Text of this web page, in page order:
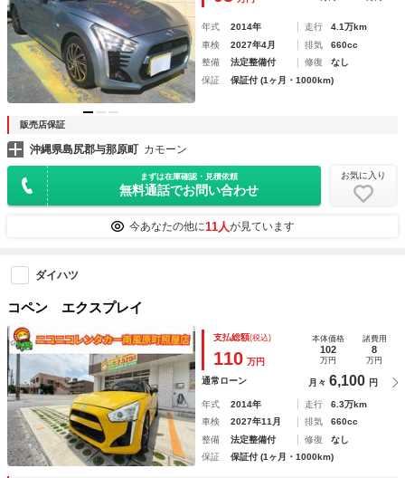
年式 2014年 走行
4.1万km
車検
2027年4月 排気
660cc
整備
法定整備付 修復
なし
保証
保証付 (1ヶ月・1000km)
販売店保証
沖縄県島尻郡与那原町 カモーン
まずは在庫確認・見積依頼
無料通話でお問い合わせ
お気に入り
今あなたの他に11人が見ています
ダイハツ
コペン エクスプレイ
支払総額(税込)
110 万円
本体価格
102
万円
諸費用
8
万円
通常ローン 月々 6,100 円
年式 2014年 走行
6.3万km
車検
2027年11月 排気
660cc
整備
法定整備付 修復
なし
保証
保証付 (1ヶ月・1000km)